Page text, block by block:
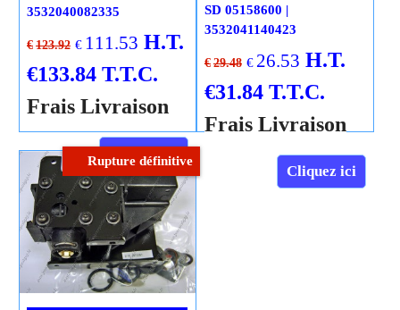
€ 123.92 € 111.53 H.T.
€133.84 T.T.C.
Frais Livraison
3532040082335
Cliquez ici
€ 29.48 € 26.53 H.T.
€31.84 T.T.C.
Frais Livraison
SD 05158600
3532041140423
Cliquez ici
Rupture définitive